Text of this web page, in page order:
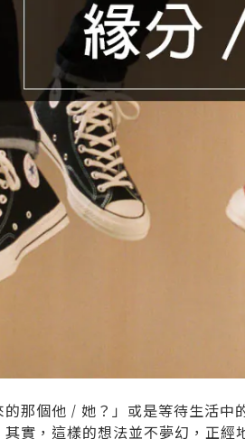
那個他 / 她？」或是等待生活
實，這樣的想法並不夢幻，正經